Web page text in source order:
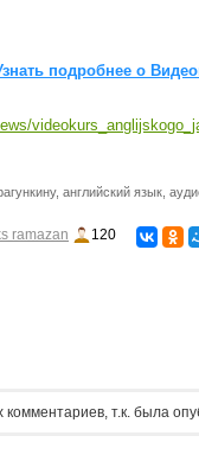
подробнее о
, английский язык
ramazan 120
комментариев, т.к. была